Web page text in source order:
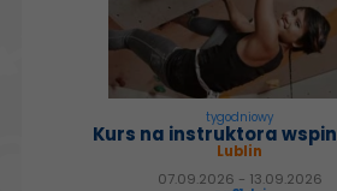
tygodniowy
Kurs na instruktora
Lublin
07.09.2026 - 13.09.2026